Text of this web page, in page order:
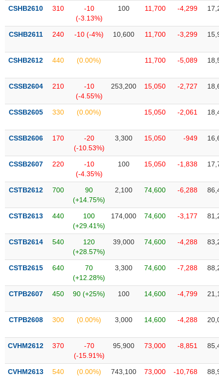
CSHB2610 310
-10
(-3.13%)
100 11,700 -4,299
CSHB2611 240 -10 (-4%) 10,600 11,700 -3,299
CSHB2612 440 (0.00%) 11,700 -5,089
CSSB2604 210
-10
(-4.55%)
253,200 15,050 -2,727
CSSB2605 330 (0.00%) 15,050 -2,061
CSSB2606 170
-20
(-10.53%)
3,300 15,050 -949
CSSB2607 220
-10
(-4.35%)
100 15,050 -1,838
CSTB2612 700
90
(+14.75%)
2,100 74,600 -6,288
CSTB2613 440
100
(+29.41%)
174,000 74,600 -3,177
CSTB2614 540
120
(+28.57%)
39,000 74,600 -4,288
CSTB2615 640
70
(+12.28%)
3,300 74,600 -7,288
CTPB2607 450 90 (+25%) 100 14,600 -4,799
CTPB2608 300 (0.00%) 3,000 14,600 -4,288
CVHM2612 370
-70
(-15.91%)
95,900 73,000 -8,851
CVHM2613 540 (0.00%) 743,100 73,000 -10,768
ÍCH
ĐỘNG
chứng
khoán
Tất cả Cổ phiếu Chứng chỉ quỹ Chứng
Lãnh
(-)
Người nội bộ
tức
(-)
Bài
tác
(-)